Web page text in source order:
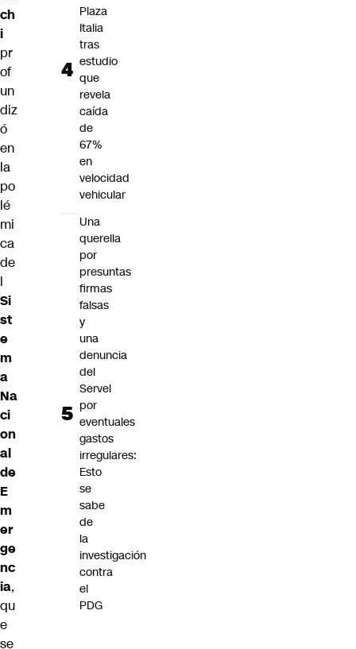
ch
i
pr
of
un
diz
ó
en
la
po
lé
mi
ca
de
l
Si
st
e
m
a
Na
ci
on
al
de
E
m
er
ge
nc
ia,
qu
e
se
Plaza
Italia
tras
estudio
que
revela
caída
de
67%
en
velocidad
vehicular
Una
querella
por
presuntas
firmas
falsas
y
una
denuncia
del
Servel
por
eventuales
gastos
irregulares:
Esto
se
sabe
de
la
investigación
contra
el
PDG